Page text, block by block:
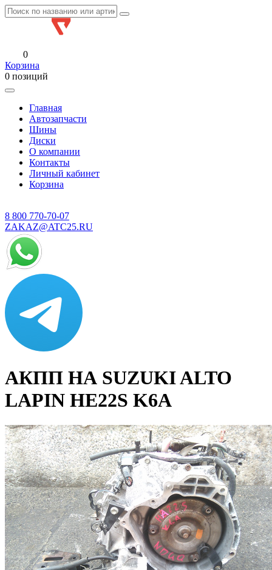
0
Корзина
0 позиций
Главная
Автозапчасти
Шины
Диски
О компании
Контакты
Личный кабинет
Корзина
8 800 770-70-07
ZAKAZ@ATC25.RU
АКПП НА SUZUKI ALTO
LAPIN HE22S K6A